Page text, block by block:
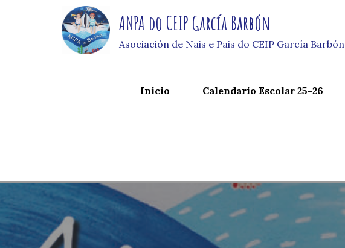
ANPA do CEIP García Barbón
Asociación de Nais e Pais do CEIP García Barbón
Inicio Calendario Escolar 25-26